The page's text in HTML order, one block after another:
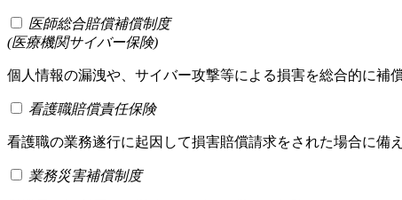
医師総合賠償補償制度
(医療機関サイバー保険)
個人情報の漏洩や、サイバー攻撃等による損害を総合的に補償
看護職賠償責任保険
看護職の業務遂行に起因して損害賠償請求をされた場合に備
業務災害補償制度